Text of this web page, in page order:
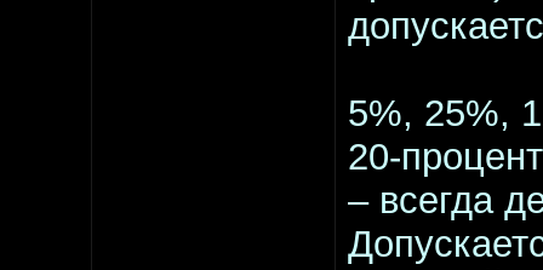
5%, 25%,
20-
– всегда